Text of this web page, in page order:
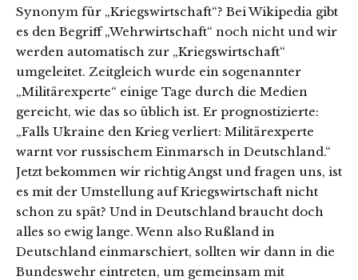
Synonym für „Kriegswirtschaft“? Bei Wikipedia gibt
es den Begriff „Wehrwirtschaft“ noch nicht und wir
werden automatisch zur „Kriegswirtschaft“
umgeleitet. Zeitgleich wurde ein sogenannter
„Militärexperte“ einige Tage durch die Medien
gereicht, wie das so üblich ist. Er prognostizierte:
„Falls Ukraine den Krieg verliert: Militärexperte
warnt vor russischem Einmarsch in Deutschland.“
Jetzt bekommen wir richtig Angst und fragen uns, ist
es mit der Umstellung auf Kriegswirtschaft nicht
schon zu spät? Und in Deutschland braucht doch
alles so ewig lange. Wenn also Rußland in
Deutschland einmarschiert, sollten wir dann in die
Bundeswehr eintreten, um gemeinsam mit